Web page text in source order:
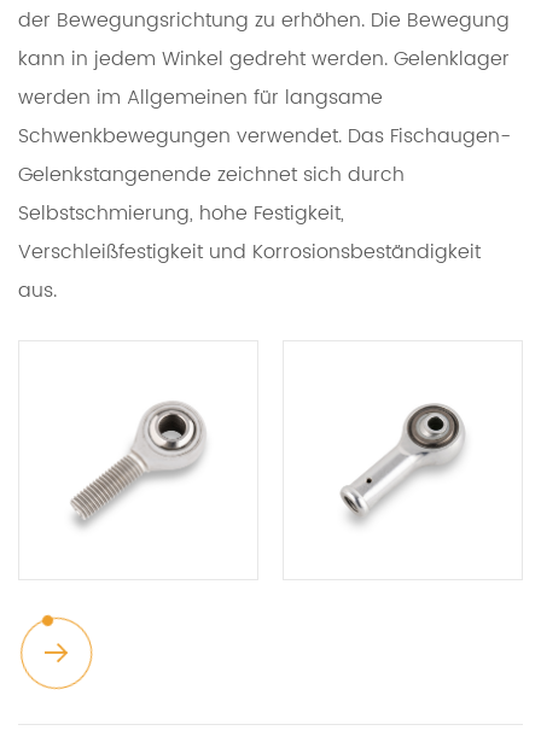
der Bewegungsrichtung zu erhöhen. Die Bewegung
kann in jedem Winkel gedreht werden. Gelenklager
werden im Allgemeinen für langsame
Schwenkbewegungen verwendet. Das Fischaugen-
Gelenkstangenende zeichnet sich durch
Selbstschmierung, hohe Festigkeit,
Verschleißfestigkeit und Korrosionsbeständigkeit
aus.